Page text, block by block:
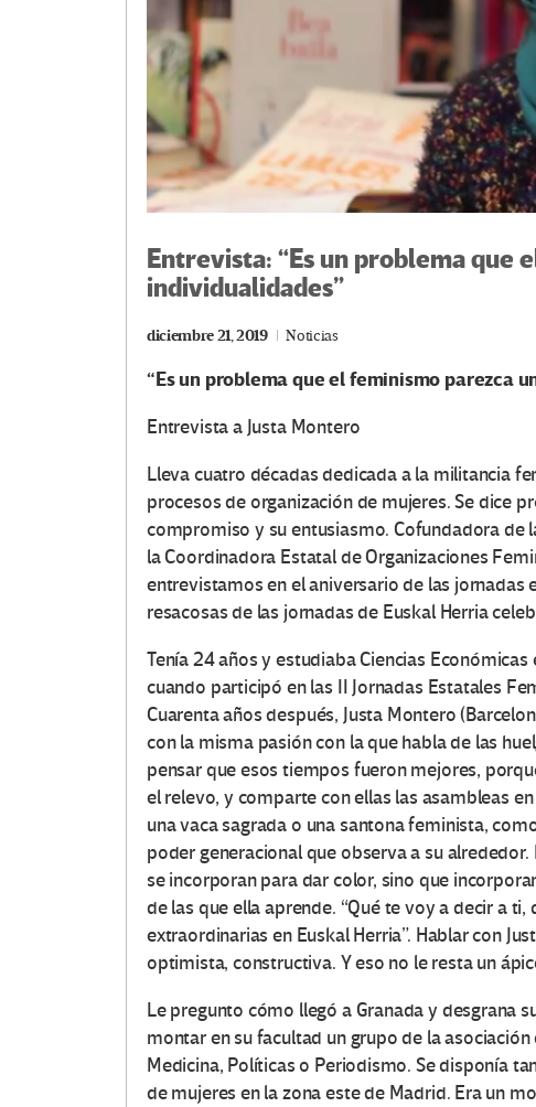
Entrevista: “Es un problema que
individualidades”
diciembre 21, 2019 Noticias
“Es un problema que el feminismo parezca
Entrevista a Justa Montero
Lleva cuatro décadas dedicada a la militancia
procesos de organización de mujeres. Se dice
compromiso y su entusiasmo. Cofundadora de
la Coordinadora Estatal de Organizaciones
entrevistamos en el aniversario de las jornadas
resacosas de las jornadas de Euskal Herria
Tenía 24 años y estudiaba Ciencias
cuando participó en las II Jornadas Estatales
Cuarenta años después, Justa Montero
con la misma pasión con la que habla de las
pensar que esos tiempos fueron mejores,
el relevo, y comparte con ellas las asambleas
una vaca sagrada o una santona feminista,
poder generacional que observa a su
se incorporan para dar color, sino que
de las que ella aprende. “Qué te voy a decir a
extraordinarias en Euskal Herria”. Hablar con
optimista, constructiva. Y eso no le resta un
Le pregunto cómo llegó a Granada y desgrana
montar en su facultad un grupo de la
Medicina, Políticas o Periodismo. Se disponía
de mujeres en la zona este de Madrid. Era un